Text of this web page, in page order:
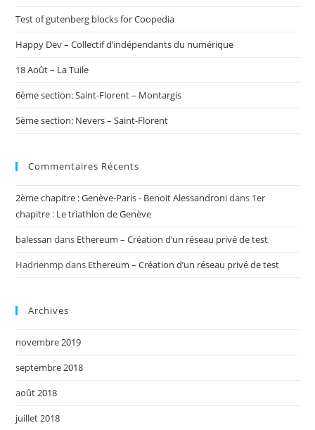
Test of gutenberg blocks for Coopedia
Happy Dev – Collectif d’indépendants du numérique
18 Août – La Tuile
6ème section: Saint-Florent – Montargis
5ème section: Nevers – Saint-Florent
Commentaires Récents
2ème chapitre : Genève-Paris - Benoit Alessandronidans 1er
chapitre : Le triathlon de Genève
balessan dans Ethereum – Création d’un réseau privé de test
Hadrienmpdans Ethereum – Création d’un réseau privé de test
Archives
novembre 2019
septembre 2018
août 2018
juillet 2018